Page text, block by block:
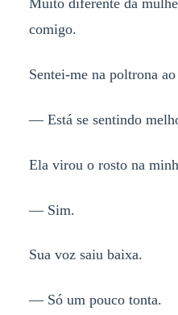
comigo.
Sentei-me na poltrona
— Está se sentindo
Ela virou o rosto na
— Sim.
Sua voz saiu baixa.
— Só um pouco tonta.